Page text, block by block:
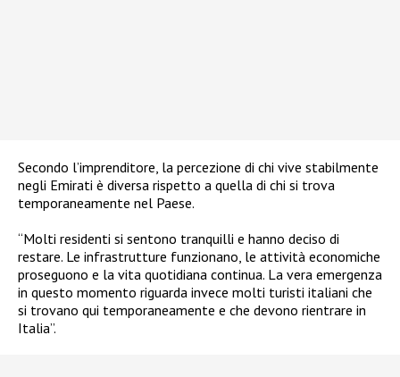
Secondo l’imprenditore, la percezione di chi vive stabilmente
negli Emirati è diversa rispetto a quella di chi si trova
temporaneamente nel Paese.
“Molti residenti si sentono tranquilli e hanno deciso di
restare. Le infrastrutture funzionano, le attività economiche
proseguono e la vita quotidiana continua. La vera emergenza
in questo momento riguarda invece molti turisti italiani che
si trovano qui temporaneamente e che devono rientrare in
Italia”.